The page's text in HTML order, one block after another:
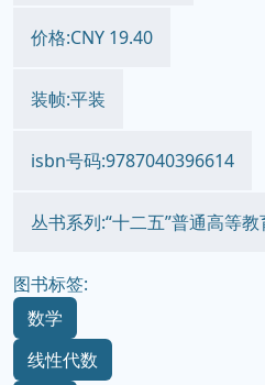
价格:CNY 19.40
装帧:平装
isbn号码:9787040396614
丛书系列:“十二五”普通高等
图书标签:
数学
线性代数